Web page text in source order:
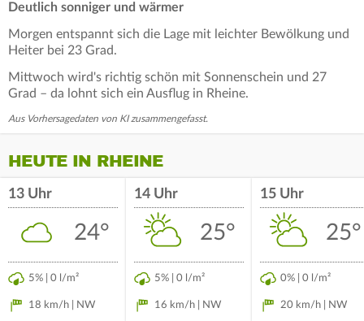
Deutlich sonniger und wärmer
Morgen entspannt sich die Lage mit leichter Bewölkung und
Heiter bei 23 Grad.
Mittwoch wird's richtig schön mit Sonnenschein und 27
Grad – da lohnt sich ein Ausflug in Rheine.
Aus Vorhersagedaten von KI zusammengefasst.
HEUTE IN RHEINE
13 Uhr
24°
5% | 0 l/m²
18 km/h | NW
14 Uhr
25°
5% | 0 l/m²
16 km/h | NW
15 Uhr
25°
0% | 0 l/m²
20 km/h | NW